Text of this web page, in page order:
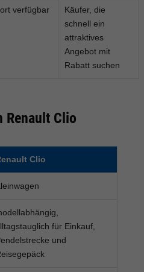
verfügbar
Käufer, die
schnell ein
attraktives
Angebot mit
Rabatt suchen
Renault Clio
Clio
für Einkauf,
und